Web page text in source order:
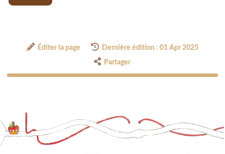
Éditer la page Dernière édition : 01 Apr 2025
Partager